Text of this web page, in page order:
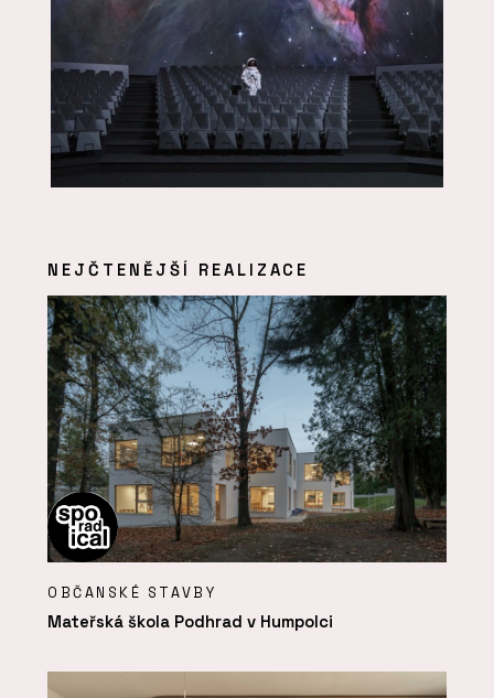
NEJČTENĚJŠÍ REALIZACE
OBČANSKÉ STAVBY
Mateřská škola Podhrad v Humpolci